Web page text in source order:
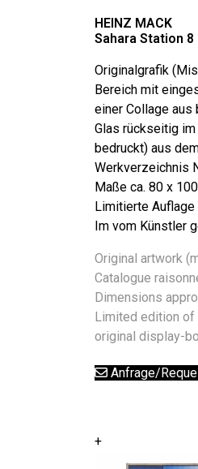
HEINZ MACK
Sahara Station
Originalgrafik
Bereich mit
einer Collage aus
Glas rückseitig
bedruckt) aus
Werkverzeichnis
Maße ca. 80 x
Limitierte Auflage
Im vom Künstler
Original artwork
Catalogue
Dimensions
Limited edition of
original display-
Anfrage/
+